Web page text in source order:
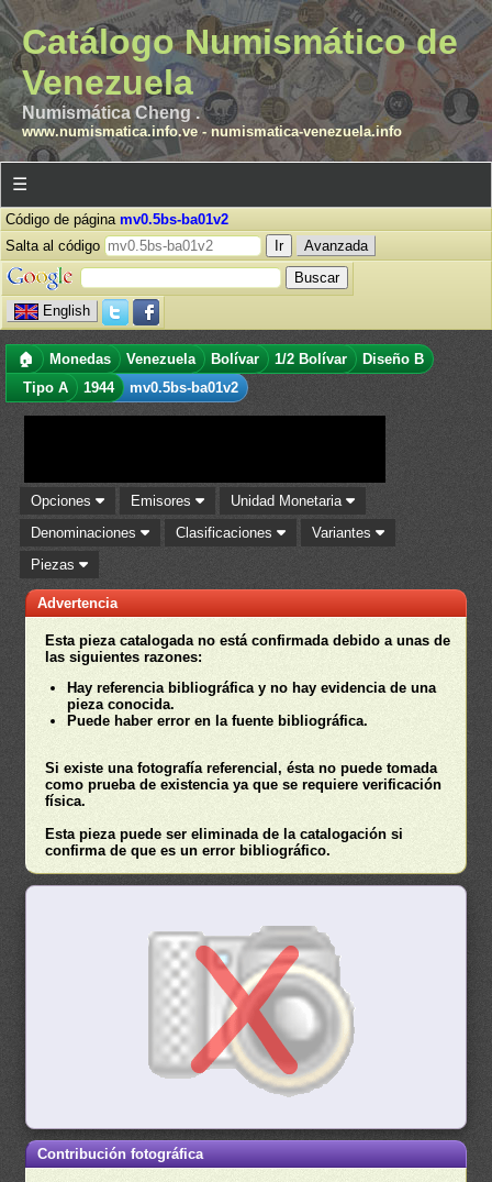
Catálogo Numismático de
Venezuela
Numismática Cheng .
www.numismatica.info.ve- numismatica-venezuela.info
☰
Código de página mv0.5bs-ba01v2
Salta al código
Avanzada
English
🏠 Monedas Venezuela Bolívar 1/2 Bolívar
Diseño B
Tipo A
1944 mv0.5bs-ba01v2
Opciones Emisores
Unidad Monetaria
Denominaciones
Clasificaciones
Variantes
Piezas
Advertencia
Esta pieza catalogada no está confirmada debido a unas de
las siguientes razones:
Hay referencia bibliográfica y no hay evidencia de una
pieza conocida.
Puede haber error en la fuente bibliográfica.
Si existe una fotografía referencial, ésta no puede tomada
como prueba de existencia ya que se requiere verificación
física.
Esta pieza puede ser eliminada de la catalogación si
confirma de que es un error bibliográfico.
Contribución fotográfica